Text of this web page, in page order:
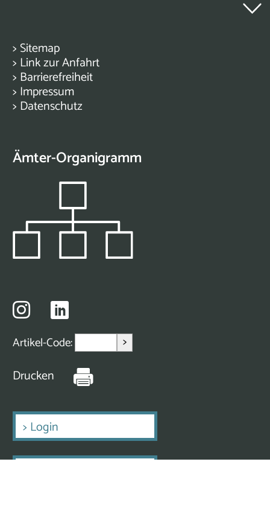
> Sitemap
> Link zur Anfahrt
> Barrierefreiheit
> Impressum
> Datenschutz
Ämter-Organigramm
Artikel-Code: >
Drucken
> Login